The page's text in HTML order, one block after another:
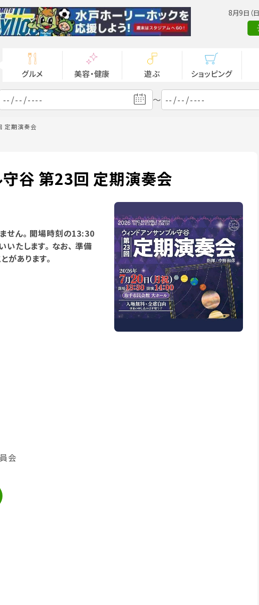
8月9日（
グルメ 美容・健康 遊ぶ ショッピング
～
定期演奏会
守谷 第23回 定期演奏会
せん。 開場時刻の13:30
たします。 なお、 準備
があります。
会